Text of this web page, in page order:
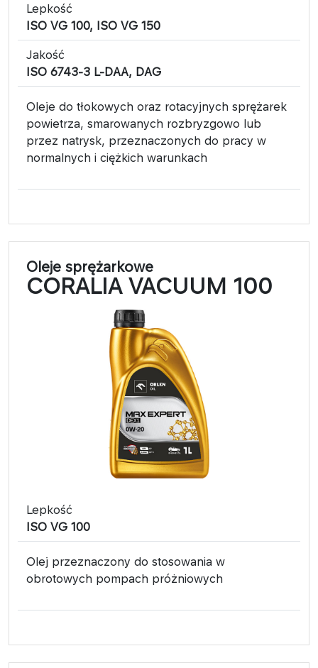
Lepkość
ISO VG 100, ISO VG 150
Jakość
ISO 6743-3 L-DAA, DAG
Oleje do tłokowych oraz rotacyjnych sprężarek
powietrza, smarowanych rozbryzgowo lub
przez natrysk, przeznaczonych do pracy w
normalnych i ciężkich warunkach
Oleje sprężarkowe
CORALIA VACUUM 100
Lepkość
ISO VG 100
Olej przeznaczony do stosowania w
obrotowych pompach próżniowych